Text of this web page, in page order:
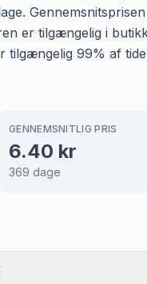
er tilgængelig i
tilgængelig 99% af
GENNEMSNITLIG PRIS
6.40 kr
369 dage